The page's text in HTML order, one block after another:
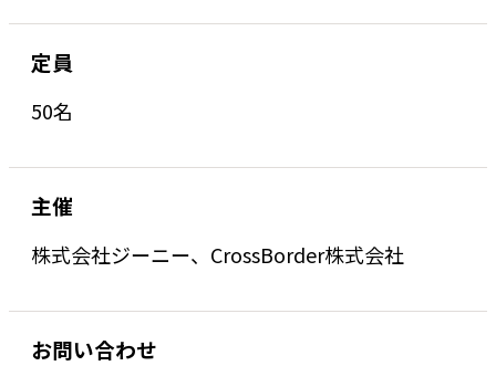
定員
50名
主催
株式会社ジーニー、CrossBorder株式会社
お問い合わせ